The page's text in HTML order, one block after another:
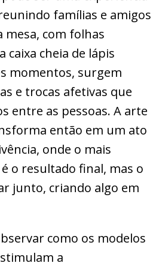
famílias e amigos
mesa, com folhas
caixa cheia de lápis
momentos, surgem
e trocas afetivas que
entre as pessoas. A arte
então em um ato
onde o mais
o resultado final, mas o
junto, criando algo em
como os modelos
a